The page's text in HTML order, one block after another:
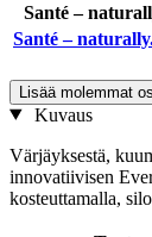
Santé –
Santé –
Lisää molemmat
Kuvaus
Värjäyksestä,
innovatiivisen
kosteuttamalla,